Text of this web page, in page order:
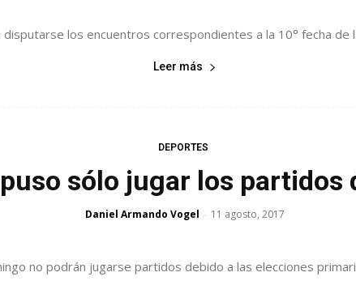
los encuentros correspondientes a la 10° fecha de
Leer más
DEPORTES
sólo jugar los partidos
Daniel Armando Vogel - 11 agosto, 2017
no podrán jugarse partidos debido a las elecciones